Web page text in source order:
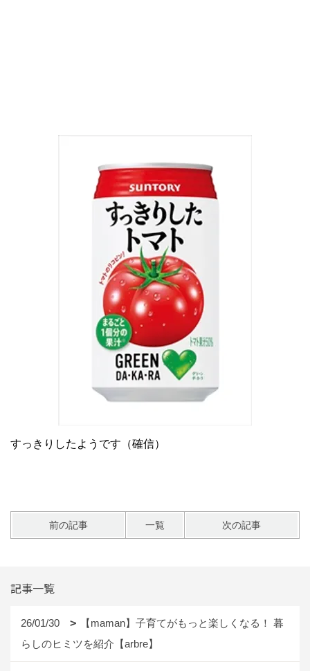
すっきりしたようです（確信）
前の記事 一覧 次の記事
記事一覧
26/01/30
【maman】子育てがもっと楽しくなる！ 暮
らしのヒミツを紹介【arbre】